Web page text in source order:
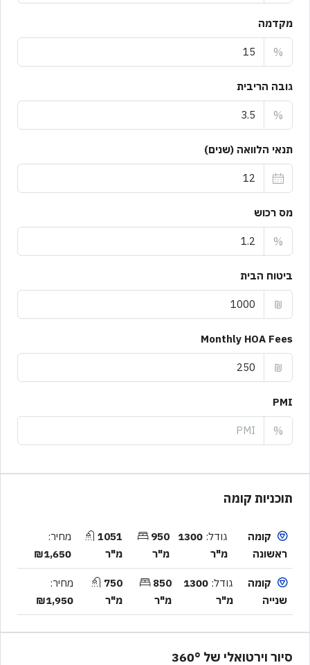
מקדמה
%
גובה הריבית
%
תנאי הלוואה (שנים)
מס רכוש
%
ביטוח הבית
₪
Monthly HOA Fees
₪
PMI
%
תוכניות קומה
קומה
ראשונה
גודל: 1300
מ"ר
950
מ"ר
1051
מ"ר
מחיר:
₪1,650
קומה
שנייה
גודל:1300
מ"ר
850
מ"ר
750
מ"ר
מחיר:
₪1,950
סיור וירטואלי של 360°